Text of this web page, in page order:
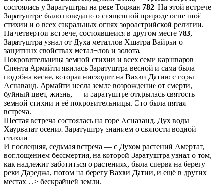
состоялась у Заратуштры на реке Тоджан 782. На этой встрече
Заратуштре было поведано о священной природе огненной
стихии и о всех сакральных огнях зороастрийской религии.
На четвёртой встрече, состоявшейся в другом месте 783,
Заратуштра узнал от Духа металлов Хшатра Вайрьи о
защитных свойствах метал¬лов и золота.
Покровительница земной стихии и всех семи каршваров
Спента Армайти явилась Заратуштра весной и сама была
подобна весне, которая нисходит на Вахви Датию с горы
Аснаванд. Армайти несла земле возрождение от смерти,
буйный цвет, жизнь, — и Заратуштре открылась святость
земной стихии и её покровительницы. Это была пятая
встреча.
Шестая встреча состоялась на горе Аснаванд. Дух воды
Хаурватат осенил Заратуштру знанием о святости водной
стихии.
И последняя, седьмая встреча — с Духом растений Амертат,
воплощением бессмертия, на которой Заратуштра узнал о том,
как надлежит заботиться о растениях, была сперва на берегу
реки Дареджа, потом на берегу Вахви Датии, и ещё в других
местах ...> бескрайней земли.